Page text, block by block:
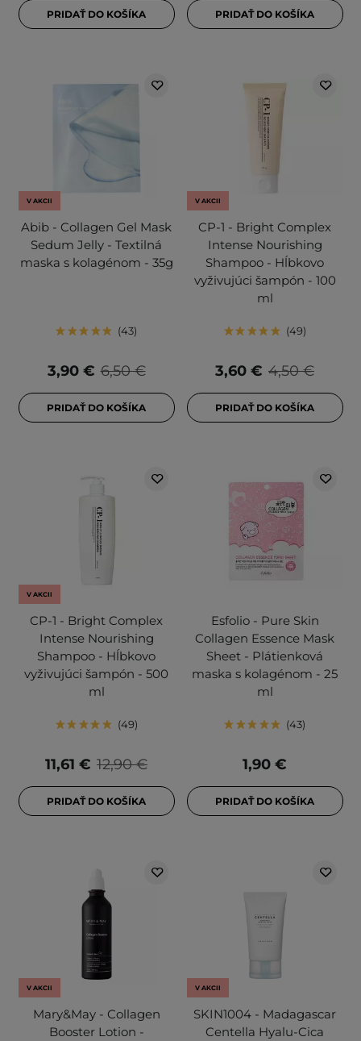
PRIDAŤ DO KOŠÍKA PRIDAŤ DO KOŠÍKA
V AKCII
Abib - Collagen Gel Mask
Sedum Jelly - Textilná
maska s kolagénom - 35g
43
6,50 €
3,90 €
PRIDAŤ DO KOŠÍKA
V AKCII
CP-1 - Bright Complex
Intense Nourishing
Shampoo - Hĺbkovo
vyživujúci šampón - 100
ml
49
4,50 €
3,60 €
PRIDAŤ DO KOŠÍKA
V AKCII
CP-1 - Bright Complex
Intense Nourishing
Shampoo - Hĺbkovo
vyživujúci šampón - 500
ml
49
12,90 €
11,61 €
PRIDAŤ DO KOŠÍKA
Esfolio - Pure Skin
Collagen Essence Mask
Sheet - Plátienková
maska s kolagénom - 25
ml
43
1,90 €
PRIDAŤ DO KOŠÍKA
V AKCII
Mary&May - Collagen
Booster Lotion -
V AKCII
SKIN1004 - Madagascar
Centella Hyalu-Cica